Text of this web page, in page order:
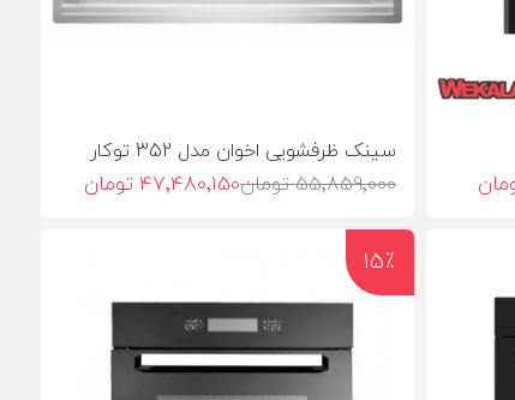
سینک ظرفشویی اخوان مدل 352 توکار
55٬859٬000 تومان 47٬480٬150 تومان
15٪